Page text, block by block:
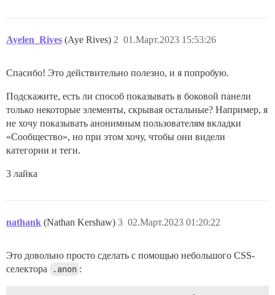
Ayelen_Rives (Aye Rives) 01.Март.2023 15:53:26
2
Спасибо! Это действительно полезно, и я попробую.
Подскажите, есть ли способ показывать в боковой панели
только некоторые элементы, скрывая остальные? Например, я
не хочу показывать анонимным пользователям вкладки
«Сообщество», но при этом хочу, чтобы они видели
категории и теги.
3 лайка
nathank (Nathan Kershaw) 02.Март.2023 01:20:22
3
Это довольно просто сделать с помощью небольшого CSS-
селектора
.anon :